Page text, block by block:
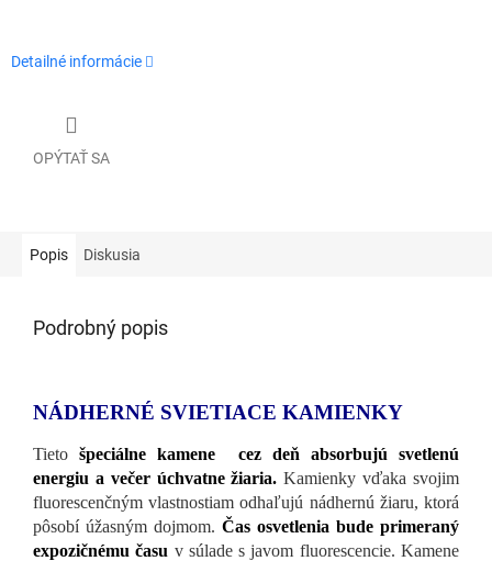
Detailné informácie
OPÝTAŤ SA
Popis Diskusia
Podrobný popis
NÁDHERNÉ SVIETIACE KAMIENKY
Tietošpeciálne kamene cez deň absorbujú svetlenú
energiu a večer úchvatne žiaria. Kamienky vďaka svojim
fluorescenčným vlastnostiam odhaľujú nádhernú žiaru, ktorá
pôsobí úžasným dojmom. Čas osvetlenia bude primeraný
expozičnému času v súlade s javom fluorescencie. Kamene